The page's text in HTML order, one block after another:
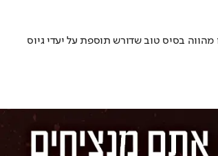
בסיס טוב שדורש תוספת על יעדי גיוס